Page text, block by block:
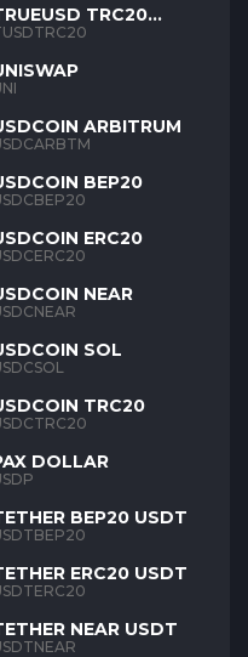
TRC20
ARBITRUM
BEP20
ERC20
NEAR
SOL
TRC20
DOLLAR
BEP20 USDT
ERC20 USDT
NEAR USDT